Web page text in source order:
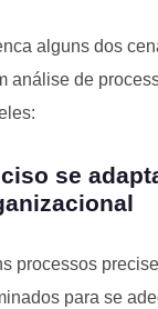
alguns dos
análise de
se
processos
para se